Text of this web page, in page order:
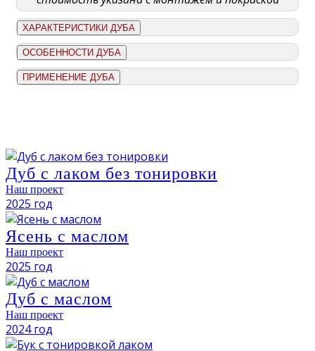
ХАРАКТЕРИСТИКИ ДУБА
ОСОБЕННОСТИ ДУБА
ПРИМЕНЕНИЕ ДУБА
Дуб с лаком без тонировки
Наш проект
2025 год
Ясень с маслом
Наш проект
2025 год
Дуб с маслом
Наш проект
2024 год